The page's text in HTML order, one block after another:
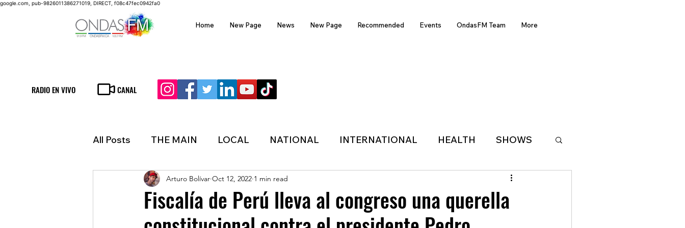
google.com, pub-9826011386271019, DIRECT, f08c47fec0942fa0
Home New Page News New Page Recommended Events OndasFM Team More
RADIO EN VIVO CANAL
All Posts THE MAIN LOCAL NATIONAL INTERNATIONAL HEALTH SHOWS
LIFESTYLE FINANCE TECHNOLOGY LATIN AMERICA
INMIGRATION WEATHER POLITIC ONDASFM RECOMMENDED OF THE WEEK
Fiscalía de Perú lleva al congreso una querella
Arturo Bolívar Oct 12, 2022 1 min read